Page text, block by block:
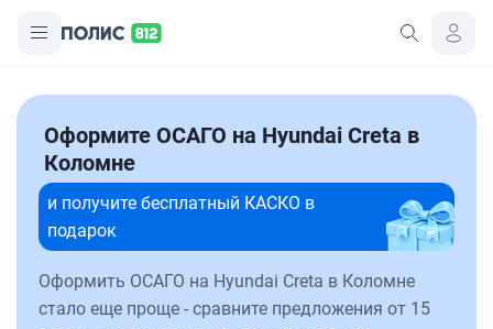
Оформите ОСАГО на Hyundai Creta в
Коломне
и получите бесплатный КАСКО в
подарок
Оформить ОСАГО на Hyundai Creta в Коломне
стало еще проще - сравните предложения от 15